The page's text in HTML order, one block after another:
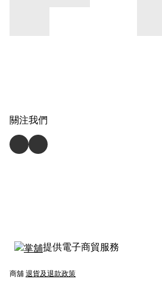
關注我們
提供電子商貿服務
商舖 退貨及退款政策